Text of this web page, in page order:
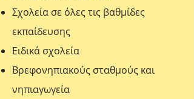
Σχολεία σε όλες τις βαθμίδες
εκπαίδευσης
Ειδικά σχολεία
Βρεφονηπιακούς σταθμούς και
νηπιαγωγεία